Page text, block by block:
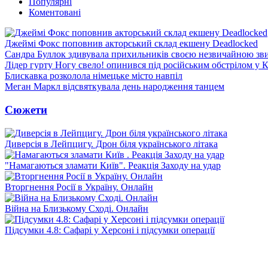
Коментовані
Джеймі Фокс поповнив акторський склад екшену Deadlocked
Сандра Буллок здивувала прихильників своєю незвичайною
Лідер гурту Ногу свело! опинився під російським обстрілом у
Блискавка розколола німецьке місто навпіл
Меган Маркл відсвяткувала день народження танцем
Сюжети
Диверсія в Лейпцигу. Дрон біля українського літака
"Намагаються зламати Київ". Реакція Заходу на удар
Вторгнення Росії в Україну. Онлайн
Війна на Близькому Сході. Онлайн
Підсумки 4.8: Сафарі у Херсоні і підсумки операції